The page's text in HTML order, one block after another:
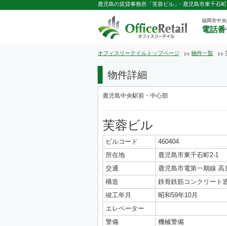
鹿児島の賃貸事務所「芙蓉ビル」- 鹿児島市東千石
福岡市中
電話
オフィスリーテイルトップページ 物件一覧
物件詳細
鹿児島中央駅前・中心部
芙蓉ビル
ビルコード
460404
所在地
鹿児島市東千石町2-1
交通
鹿児島市電第一期線 高
構造
鉄骨鉄筋コンクリート
竣工年月
昭和59年10月
エレベーター
警備
機械警備